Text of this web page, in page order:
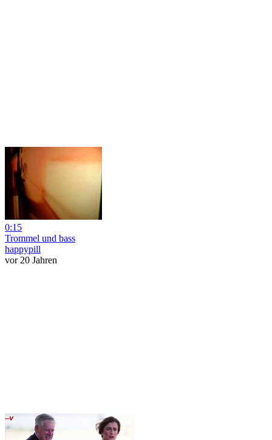
0:15
Trommel und bass
happypill
vor 20 Jahren